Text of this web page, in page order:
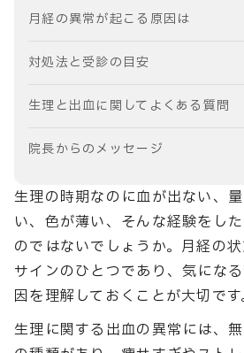
月経の異常が起こる原因は
対処法と受診の目安
生理と出血に関してよくある質問
院長からのメッセージ
生理の時期なのに血が出ない、
い、色が薄い、そんな経験をし
のではないでしょうか。月経の
サインのひとつであり、気にな
因を理解しておくことが大切です
生理に関する出血の異常には、